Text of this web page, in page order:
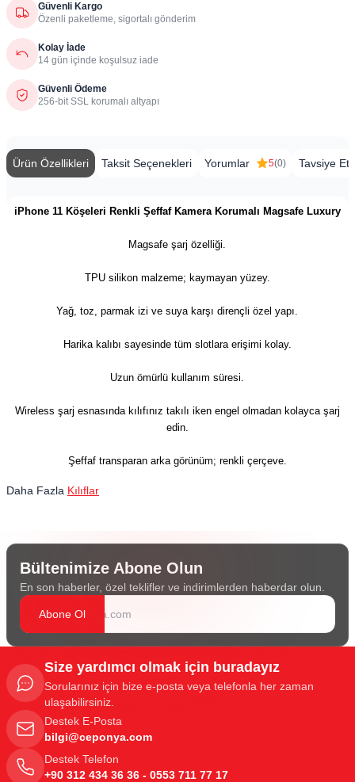
Güvenli Kargo
Özenli paketleme, sigortalı gönderim
Kolay İade
14 gün içinde koşulsuz iade
Güvenli Ödeme
256-bit SSL korumalı altyapı
Ürün Özellikleri Taksit Seçenekleri Yorumlar 5(0) Tavsiye Et
iPhone 11 Köşeleri Renkli Şeffaf Kamera Korumalı Magsafe Luxury
Magsafe şarj özelliği.
TPU silikon malzeme; kaymayan yüzey.
Yağ, toz, parmak izi ve suya karşı dirençli özel yapı.
Harika kalıbı sayesinde tüm slotlara erişimi kolay.
Uzun ömürlü kullanım süresi.
Wireless şarj esnasında kılıfınız takılı iken engel olmadan kolayca şarj
edin.
Şeffaf transparan arka görünüm; renkli çerçeve.
Daha Fazla Kılıflar
Bültenimize Abone Olun
En son haberler, özel teklifler ve indirimlerden haberdar olun.
Abone Ol
Size yardımcı olmak için buradayız
Sorularınız için bize e-posta veya telefonla her zaman
ulaşabilirsiniz.
Destek E-Posta
bilgi@ceponya.com
Destek Telefon
+90 312 434 36 36 - 0553 711 77 17